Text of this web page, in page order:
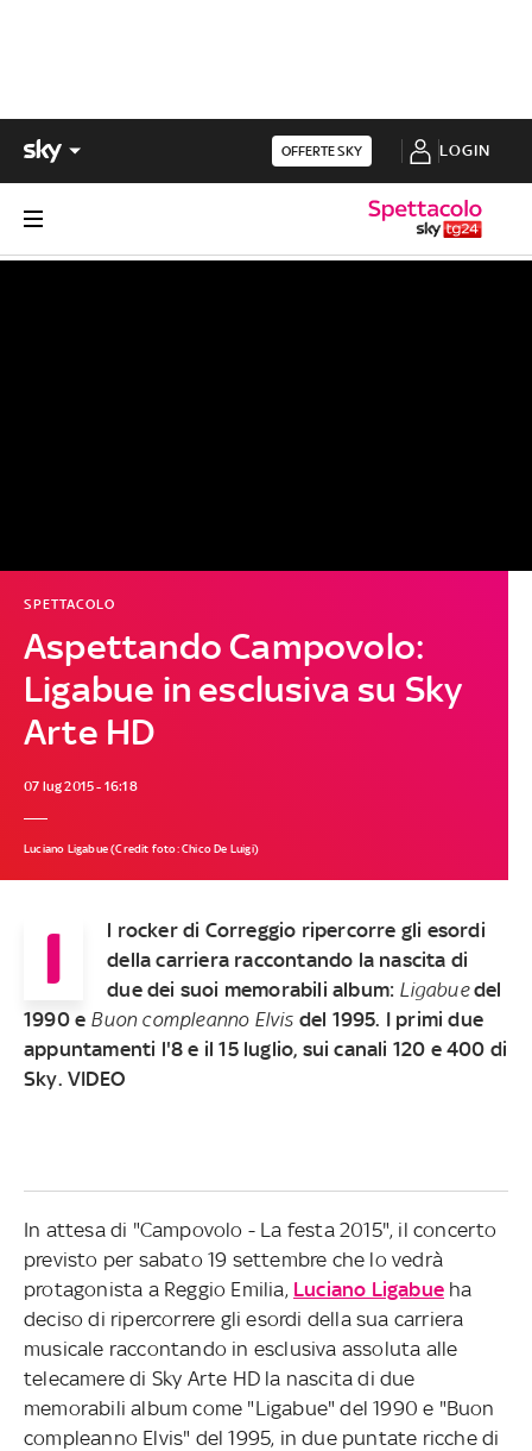
OFFERTE SKY LOGIN
Aspettando Campovolo:
Ligabue in esclusiva su Sky
Arte HD
SPETTACOLO
07 lug 2015 - 16:18
Luciano Ligabue (Credit foto: Chico De Luigi)
I
l rocker di Correggio ripercorre gli esordi
della carriera raccontando la nascita di
due dei suoi memorabili album: Ligabuedel
1990 e Buon compleanno Elvis del 1995. I primi due
appuntamenti l'8 e il 15 luglio, sui canali 120 e 400 di
Sky. VIDEO
In attesa di "Campovolo - La festa 2015", il concerto
previsto per sabato 19 settembre che lo vedrà
protagonista a Reggio Emilia, Luciano Ligabueha
deciso di ripercorrere gli esordi della sua carriera
musicale raccontando in esclusiva assoluta alle
telecamere di Sky Arte HD la nascita di due
memorabili album come "Ligabue" del 1990 e "Buon
compleanno Elvis" del 1995, in due puntate ricche di